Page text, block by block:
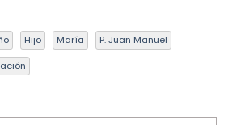
Hijo María P. Juan Manuel